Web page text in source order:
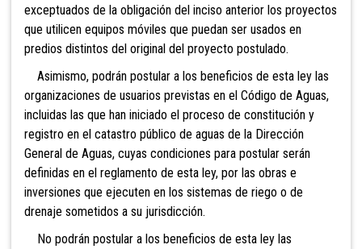
exceptuados de la obligación del inciso anterior los proyectos
que utilicen equipos móviles que puedan ser usados en
predios distintos del original del proyecto postulado.
Asimismo, podrán postular a los beneficios de esta ley las
organizaciones de usuarios previstas en el Código de Aguas,
incluidas las que han iniciado el proceso de constitución y
registro en el catastro público de aguas de la Dirección
General de Aguas, cuyas condiciones para postular serán
definidas en el reglamento de esta ley, por las obras e
inversiones que ejecuten en los sistemas de riego o de
drenaje sometidos a su jurisdicción.
No podrán postular a los beneficios de esta ley las